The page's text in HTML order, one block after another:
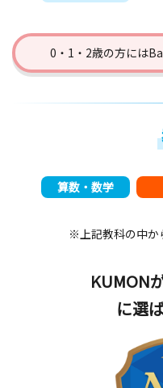
0・1・2歳の方には
算数・数学
※上記教科の中か
KUMON
に選